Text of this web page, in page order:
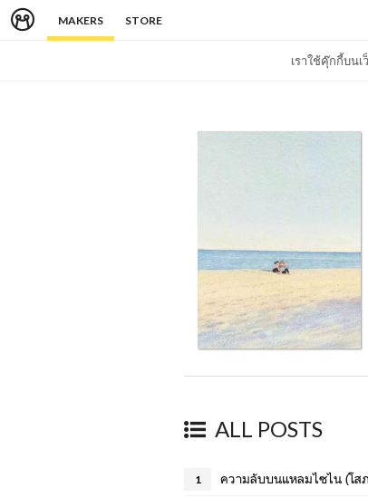
MAKERS STORE
เราใช้คุ๊กกี้บน
ALL POSTS
1 ความลับบนแหลมไซไน (โส